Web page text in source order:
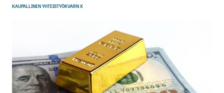
KAUPALLINEN YHTEISTYÖKVARN X